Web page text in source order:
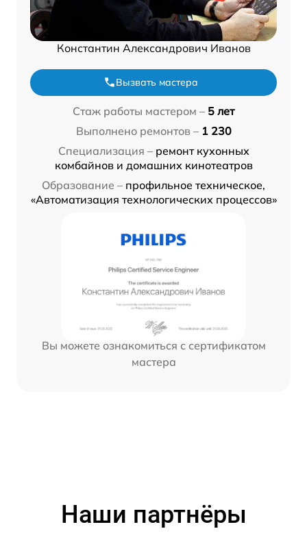
Константин Александрович Иванов
Вызвать мастера
Стаж работы мастером – 5 лет
Выполнено ремонтов – 1 230
Специализация – ремонт кухонных
комбайнов и домашних кинотеатров
Образование – профильное техническое,
«Автоматизация технологических процессов»
Вы можете ознакомиться с сертификатом
мастера
Наши партнёры